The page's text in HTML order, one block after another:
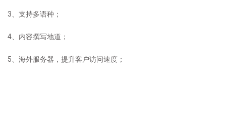
3、支持多语种；
4、内容撰写地道；
5、海外服务器，提升客户访问速度；